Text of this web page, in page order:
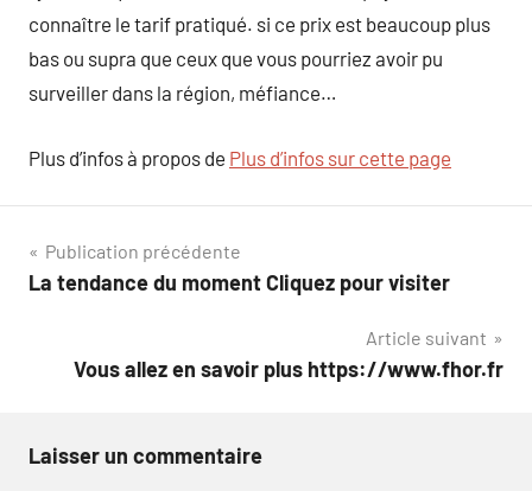
connaître le tarif pratiqué. si ce prix est beaucoup plus
bas ou supra que ceux que vous pourriez avoir pu
surveiller dans la région, méfiance…
Plus d’infos à propos de Plus d’infos sur cette page
Navigation
de
Publication précédente
La tendance du moment Cliquez pour visiter
Article suivant
Vous allez en savoir plus https://www.fhor.fr
Laisser un commentaire